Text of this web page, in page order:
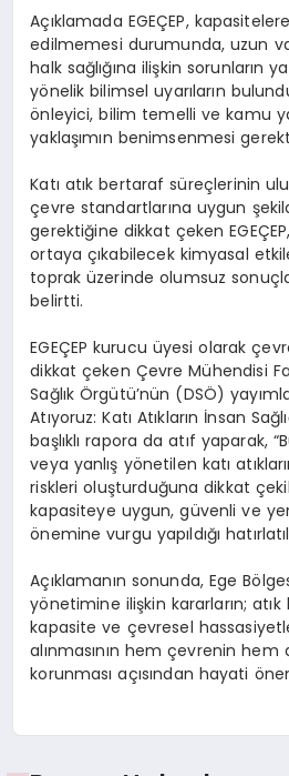
Açıklamada EGEÇEP,
edilmemesi durumunda, uzun
halk sağlığına ilişkin sorunların
yönelik bilimsel uyarıların
önleyici, bilim temelli ve kamu
yaklaşımın benimsenmesi
Katı atık bertaraf süreçlerinin
çevre standartlarına uygun
gerektiğine dikkat çeken
ortaya çıkabilecek kimyasal
toprak üzerinde olumsuz
belirtti.
EGEÇEP kurucu üyesi olarak
dikkat çeken Çevre Mühendisi
Sağlık Örgütü’nün (DSÖ)
Atıyoruz: Katı Atıkların İnsan
başlıklı rapora da atıf yaparak,
veya yanlış yönetilen katı
riskleri oluşturduğuna dikkat
kapasiteye uygun, güvenli ve
önemine vurgu yapıldığı
Açıklamanın sonunda, Ege
yönetimine ilişkin kararların;atık
kapasite ve çevresel
alınmasının hem çevrenin hem
korunması açısından hayati